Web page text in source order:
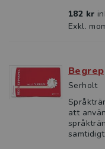
182 kr
Exkl.
Serholt
att